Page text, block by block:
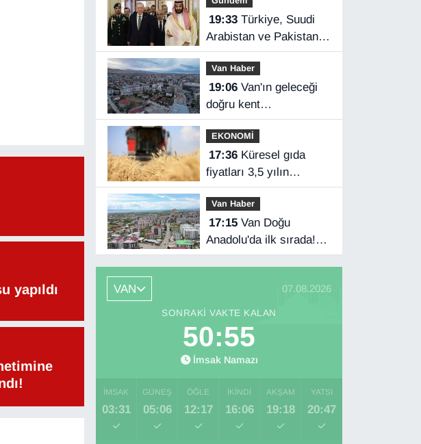
yapıldı
19:33Türkiye, Suudi
Arabistan ve Pakistan
üçlü savunma
anlaşması imzaladı
Van Haber
19:06Van'ın geleceği
doğru kent
planlamasında
EKONOMİ
17:36Küresel gıda
fiyatları 3,5 yılın
zirvesinde
Van Haber
17:15Van Doğu
Anadolu'da ilk sırada!
Bakanlık verileri
VAN
07.08.2026
SONRAKI VAKTE KALAN
50:54
İmsak Namazı
İMSAK
03:31
GÜNEŞ
05:06
ÖĞLE
12:17
İKINDI
16:06
AKŞAM
19:18
YATSI
20:47